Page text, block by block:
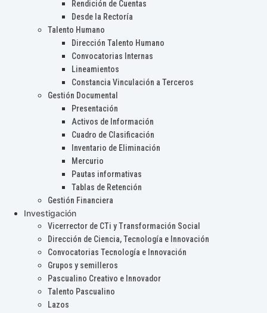
Rendición de Cuentas
Desde la Rectoría
Talento Humano
Dirección Talento Humano
Convocatorias Internas
Lineamientos
Constancia Vinculación a Terceros
Gestión Documental
Presentación
Activos de Información
Cuadro de Clasificación
Inventario de Eliminación
Mercurio
Pautas informativas
Tablas de Retención
Gestión Financiera
Investigación
Vicerrector de CTi y Transformación Social
Dirección de Ciencia, Tecnología e Innovación
Convocatorias Tecnología e Innovación
Grupos y semilleros
Pascualino Creativo e Innovador
Talento Pascualino
Lazos